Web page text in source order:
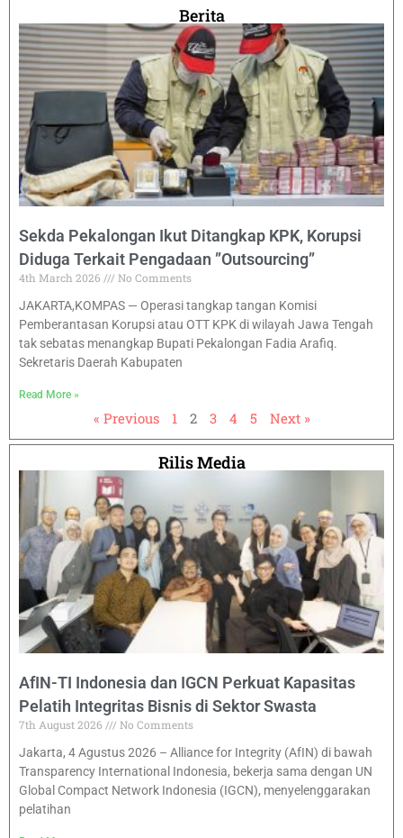
Berita
Sekda Pekalongan Ikut Ditangkap KPK, Korupsi
Diduga Terkait Pengadaan ”Outsourcing”
4th March 2026
No Comments
JAKARTA,KOMPAS — Operasi tangkap tangan Komisi
Pemberantasan Korupsi atau OTT KPK di wilayah Jawa Tengah
tak sebatas menangkap Bupati Pekalongan Fadia Arafiq.
Sekretaris Daerah Kabupaten
Read More »
« Previous 1 2 3 4 5 Next »
Rilis Media
AfIN-TI Indonesia dan IGCN Perkuat Kapasitas
Pelatih Integritas Bisnis di Sektor Swasta
7th August 2026
No Comments
Jakarta, 4 Agustus 2026 – Alliance for Integrity (AfIN) di bawah
Transparency International Indonesia, bekerja sama dengan UN
Global Compact Network Indonesia (IGCN), menyelenggarakan
pelatihan